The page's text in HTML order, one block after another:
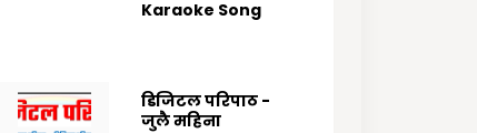
Karaoke Song
डिजिटल परिपाठ -
जुलै महिना